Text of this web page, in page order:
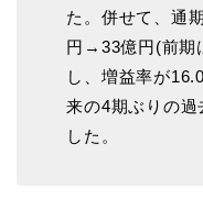
た。併せて、通
円→33億円(前期
し、増益率が
来の4期ぶりの
した。